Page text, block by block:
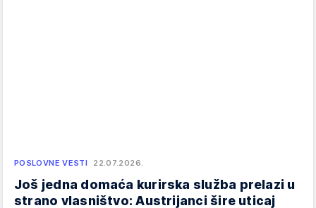
POSLOVNE VESTI 22.07.2026.
Još jedna domaća kurirska služba prelazi u
strano vlasništvo: Austrijanci šire uticaj